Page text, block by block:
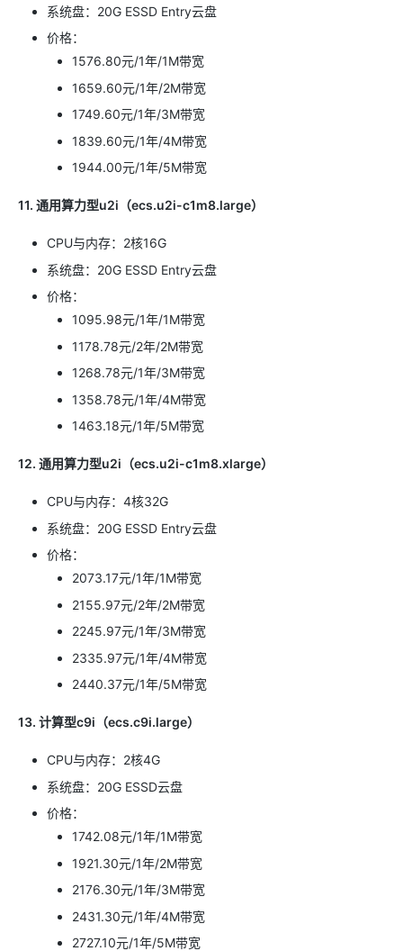
系统盘：20G ESSD Entry云盘
价格：
1576.80元/1年/1M带宽
1659.60元/1年/2M带宽
1749.60元/1年/3M带宽
1839.60元/1年/4M带宽
1944.00元/1年/5M带宽
11. 通用算力型u2i（ecs.u2i-c1m8.large）
CPU与内存：2核16G
系统盘：20G ESSD Entry云盘
价格：
1095.98元/1年/1M带宽
1178.78元/2年/2M带宽
1268.78元/1年/3M带宽
1358.78元/1年/4M带宽
1463.18元/1年/5M带宽
12. 通用算力型u2i（ecs.u2i-c1m8.xlarge）
CPU与内存：4核32G
系统盘：20G ESSD Entry云盘
价格：
2073.17元/1年/1M带宽
2155.97元/2年/2M带宽
2245.97元/1年/3M带宽
2335.97元/1年/4M带宽
2440.37元/1年/5M带宽
13. 计算型c9i（ecs.c9i.large）
CPU与内存：2核4G
系统盘：20G ESSD云盘
价格：
1742.08元/1年/1M带宽
1921.30元/1年/2M带宽
2176.30元/1年/3M带宽
2431.30元/1年/4M带宽
2727.10元/1年/5M带宽